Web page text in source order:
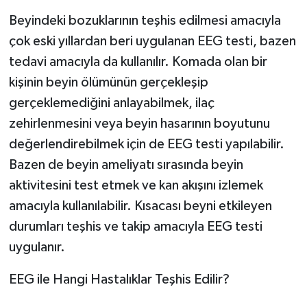
Beyindeki bozuklarının teşhis edilmesi amacıyla
çok eski yıllardan beri uygulanan EEG testi, bazen
tedavi amacıyla da kullanılır. Komada olan bir
kişinin beyin ölümünün gerçekleşip
gerçeklemediğini anlayabilmek, ilaç
zehirlenmesini veya beyin hasarının boyutunu
değerlendirebilmek için de EEG testi yapılabilir.
Bazen de beyin ameliyatı sırasında beyin
aktivitesini test etmek ve kan akışını izlemek
amacıyla kullanılabilir. Kısacası beyni etkileyen
durumları teşhis ve takip amacıyla EEG testi
uygulanır.
EEG ile Hangi Hastalıklar Teşhis Edilir?